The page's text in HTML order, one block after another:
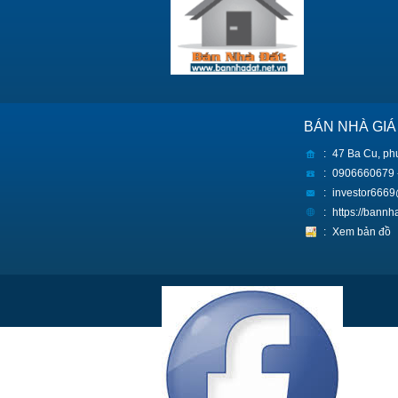
BÁN NHÀ
: 47 Ba Cu,
: 0906660679
:
:
https://
: Xem bản đồ